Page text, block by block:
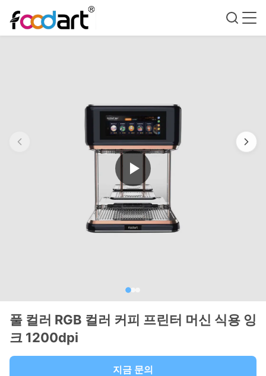
풀 컬러 RGB 컬러 커피 프린터 머신 식용 잉
크 1200dpi
지금 문의